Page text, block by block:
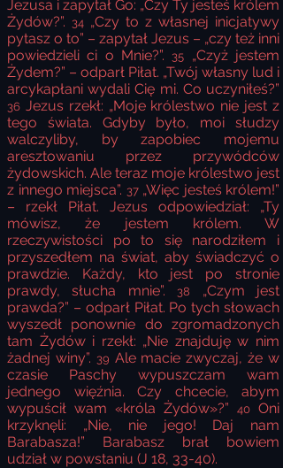
Jezusa i zapytał Go: „Czy Ty jesteś królem
Żydów?”. 34 „Czy to z własnej inicjatywy
pytasz o to” – zapytał Jezus – „czy też inni
powiedzieli ci o Mnie?”.
35
„Czyż jestem
Żydem?” – odparł Piłat. „Twój własny lud i
arcykapłani wydali Cię mi. Co uczyniłeś?”
36 Jezus rzekł: „Moje królestwo nie jest z
tego świata. Gdyby było, moi słudzy
walczyliby, by zapobiec mojemu
aresztowaniu przez przywódców
żydowskich. Ale teraz moje królestwo jest
z innego miejsca”. 37„Więc jesteś królem!”
– rzekł Piłat. Jezus odpowiedział: „Ty
mówisz, że jestem królem. W
rzeczywistości po to się narodziłem i
przyszedłem na świat, aby świadczyć o
prawdzie. Każdy, kto jest po stronie
prawdy, słucha mnie”.
38
„Czym jest
prawda?” – odparł Piłat. Po tych słowach
wyszedł ponownie do zgromadzonych
tam Żydów i rzekł: „Nie znajduję w nim
żadnej winy”. 39 Ale macie zwyczaj, że w
czasie Paschy wypuszczam wam
jednego więźnia. Czy chcecie, abym
wypuścił wam «króla Żydów»?” 40 Oni
krzyknęli: „Nie, nie jego! Daj nam
Barabasza!” Barabasz brał bowiem
udział w powstaniu (J 18, 33-40).